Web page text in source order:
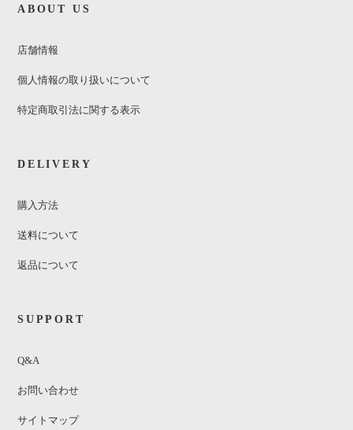
ABOUT US
店舗情報
個人情報の取り扱いについて
特定商取引法に関する表示
DELIVERY
購入方法
送料について
返品について
SUPPORT
Q&A
お問い合わせ
サイトマップ